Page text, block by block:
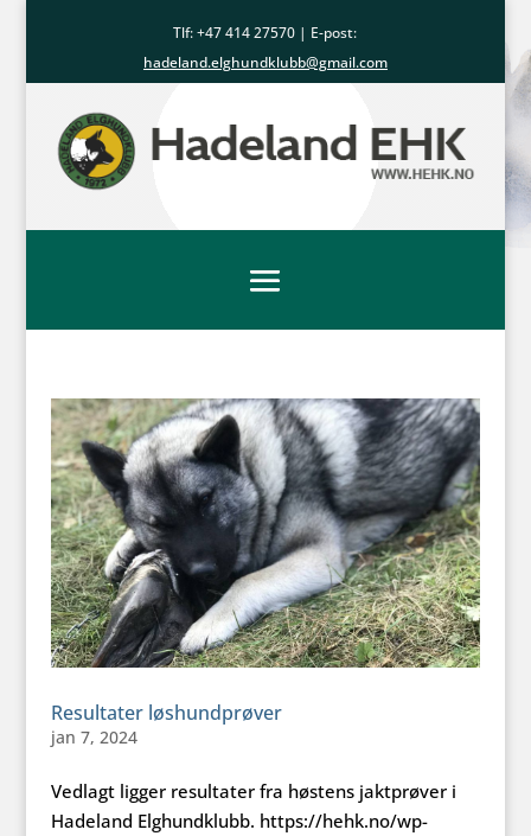
Tlf: +47414 27570 | E-post:
hadeland.elghundklubb@gmail.com
Resultater løshundprøver
jan 7, 2024
Vedlagt ligger resultater fra høstens jaktprøver i
Hadeland Elghundklubb. https://hehk.no/wp-